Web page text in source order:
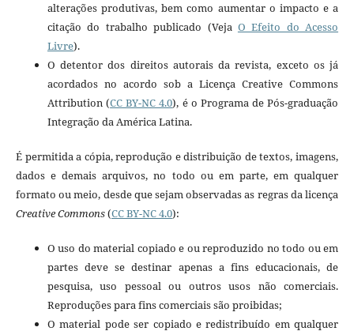
alterações produtivas, bem como aumentar o impacto e a
citação do trabalho publicado (Veja O Efeito do Acesso
Livre).
O detentor dos direitos autorais da revista, exceto os já
acordados no acordo sob a Licença Creative Commons
Attribution (CC BY-NC 4.0), é o Programa de Pós-graduação
Integração da América Latina.
É permitida a cópia, reprodução e distribuição de textos, imagens,
dados e demais arquivos, no todo ou em parte, em qualquer
formato ou meio, desde que sejam observadas as regras da licença
CreativeCommons(CC BY-NC 4.0):
O uso do material copiado e ou reproduzido no todo ou em
partes deve se destinar apenas a fins educacionais, de
pesquisa, uso pessoal ou outros usos não comerciais.
Reproduções para fins comerciais são proibidas;
O material pode ser copiado e redistribuído em qualquer